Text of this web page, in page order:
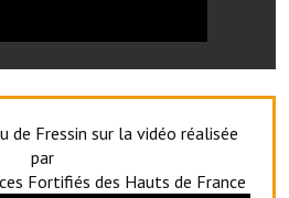
libérales
de Fressin sur la vidéo réalisée
par
Fortifiés des Hauts de France